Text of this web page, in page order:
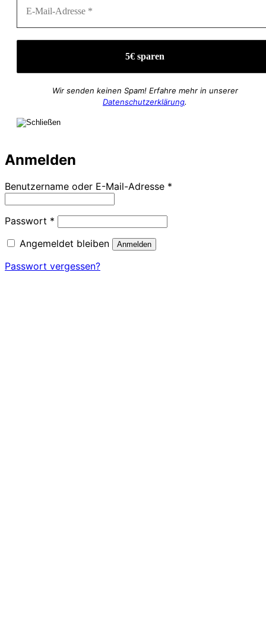
Wir senden keinen Spam! Erfahre mehr in unserer
Datenschutzerklärung.
Anmelden
Benutzername oder E-Mail-Adresse *
Passwort * Erforderlich
Angemeldet bleiben
Anmelden
Passwort vergessen?